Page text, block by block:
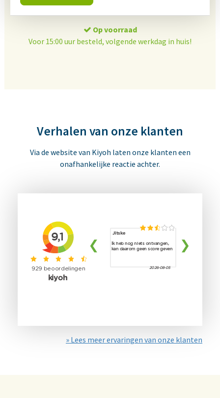
Op voorraad
Voor 15:00 uur besteld, volgende werkdag in huis!
Verhalen van onze klanten
Via de website van Kiyoh laten onze klanten een
onafhankelijke reactie achter.
» Lees meer ervaringen van onze klanten